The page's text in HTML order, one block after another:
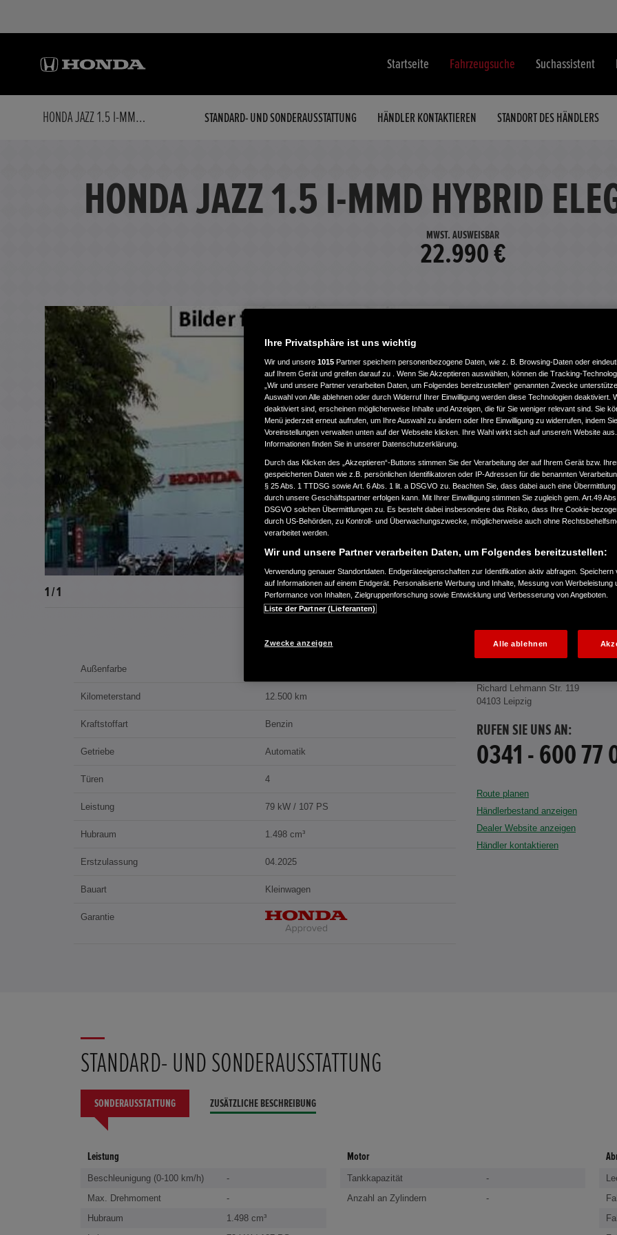
Startseite Fahrzeugsuche Suchassistent
HONDA JAZZ 1.5 I-MMD HYBRID ELEGANCE NAVI/LED STANDARD- UND SONDERAUSSTATTUNG HÄNDLER KONTAKTIEREN STANDORT DES HÄNDLERS
HONDA JAZZ 1.5 I-MMD HYBRID
MWST. AUSWEISBAR
22.990 €
1 / 1
Außenfarbe
Kilometerstand 12.500 km
Kraftstoffart Benzin
Getriebe Automatik
Türen 4
Leistung 79 kW / 107 PS
Hubraum 1.498 cm³
Erstzulassung 04.2025
Bauart Kleinwagen
Garantie
Richard Lehmann Str. 119
04103 Leipzig
RUFEN SIE UNS AN:
0341 - 600 77
Route planen
Händlerbestand anzeigen
Dealer Website anzeigen
Händler kontaktieren
STANDARD- UND SONDERAUSSTATTUNG
SONDERAUSSTATTUNG ZUSÄTZLICHE BESCHREIBUNG
Leistung
Beschleunigung (0-100 km/h)
-
Max. Drehmoment
-
Hubraum
1.498 cm³
Motor
Tankkapazität
-
Anzahl an Zylindern
-
Ihre Privatsphäre ist uns wichtig
Wir und unsere 1015 Partner speichern personenbezogene Daten, wie z. B. Browsing-Daten oder
auf Ihrem Gerät und greifen darauf zu . Wenn Sie Akzeptieren auswählen, können die Tracking-
„Wir und unsere Partner verarbeiten Daten, um Folgendes bereitzustellen“ genannten Zwecke
Auswahl von Alle ablehnen oder durch Widerruf Ihrer Einwilligung werden diese Technologien deaktiviert.
deaktiviert sind, erscheinen möglicherweise Inhalte und Anzeigen, die für Sie weniger relevant sind. Sie
Menü jederzeit erneut aufrufen, um Ihre Auswahl zu ändern oder Ihre Einwilligung zu widerrufen, indem
Voreinstellungen verwalten unten auf der Webseite klicken. Ihre Wahl wirkt sich auf unsere/n Website
Informationen finden Sie in unserer Datenschutzerklärung.
Durch das Klicken des „Akzeptieren“-Buttons stimmen Sie der Verarbeitung der auf Ihrem Gerät bzw.
gespeicherten Daten wie z.B. persönlichen Identifikatoren oder IP-Adressen für die benannten
§ 25 Abs. 1 TTDSG sowie Art. 6 Abs. 1 lit. a DSGVO zu. Beachten Sie, dass dabei auch eine Übermittlung
durch unsere Geschäftspartner erfolgen kann. Mit Ihrer Einwilligung stimmen Sie zugleich gem. Art.49
DSGVO solchen Übermittlungen zu. Es besteht dabei insbesondere das Risiko, dass Ihre Cookie-
durch US-Behörden, zu Kontroll- und Überwachungszwecke, möglicherweise auch ohne
verarbeitet werden.
Wir und unsere Partner verarbeiten Daten, um Folgendes bereitzustellen:
Verwendung genauer Standortdaten. Endgeräteeigenschaften zur Identifikation aktiv abfragen. Speichern
auf Informationen auf einem Endgerät. Personalisierte Werbung und Inhalte, Messung von Werbeleistung
Performance von Inhalten, Zielgruppenforschung sowie Entwicklung und Verbesserung von Angeboten.
Liste der Partner (Lieferanten)
Zwecke anzeigen Alle ablehnen